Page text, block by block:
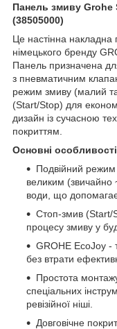
Панель змиву Grohe
(38505000)
Це настінна накладна
німецького бренду
Панель призначена
з пневматичним
режим змиву (малий
(Start/Stop) для
дизайн із сучасною
покриттям.
Основні
Подвійний
великим
води, що
Стоп-змив (Start/
процесу змиву у
GROHE EcoJoy -
без втрати
Простота
спеціальних
ревізійної ніші.
Довговічне